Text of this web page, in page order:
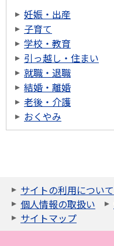
妊娠・出産
子育て
学校・教育
引っ越し・住まい
就職・退職
結婚・離婚
老後・介護
おくやみ
サイトの利用について
個人情報の取扱い
サイトマップ